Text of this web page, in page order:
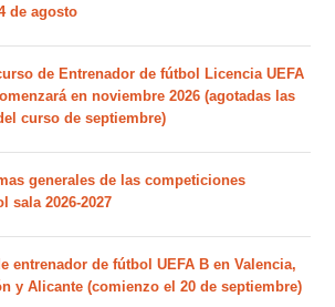
de agosto
de Entrenador de fútbol Licencia UEFA
en noviembre 2026 (agotadas las
curso de septiembre)
generales de las competiciones
sala 2026-2027
entrenador de fútbol UEFA B en Valencia,
y Alicante (comienzo el 20 de septiembre)